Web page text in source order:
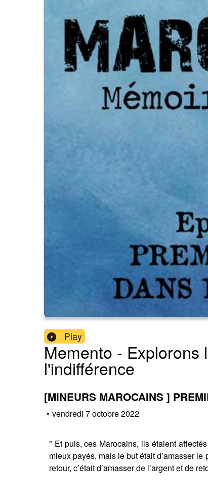
Play
Memento -
l'indifférence
[MINEURS MAROCAINS ]
• vendredi 7 octobre 2022
" Et puis, ces Marocains, ils étaient
mieux payés, mais le but était d’amasser
retour, c’était d’amasser de l’argent et de